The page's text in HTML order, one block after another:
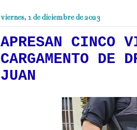
viernes, 1 de diciembre de 2023
APRESAN CINCO
CARGAMENTO DE
JUAN